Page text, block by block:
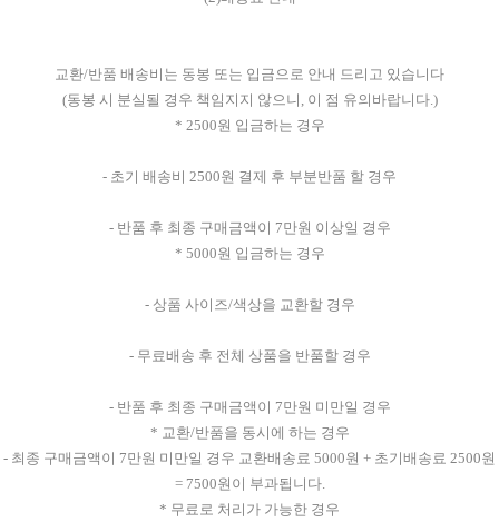
교환/반품 배송비는 동봉 또는 입금으로 안내 드리고 있습니다
(동봉 시 분실될 경우 책임지지 않으니, 이 점 유의바랍니다.)
* 2500원 입금하는 경우
- 초기 배송비 2500원 결제 후 부분반품 할 경우
- 반품 후 최종 구매금액이 7만원 이상일 경우
* 5000원 입금하는 경우
- 상품 사이즈/색상을 교환할 경우
- 무료배송 후 전체 상품을 반품할 경우
- 반품 후 최종 구매금액이 7만원 미만일 경우
* 교환/반품을 동시에 하는 경우
- 최종 구매금액이 7만원 미만일 경우 교환배송료 5000원 + 초기배송료 2500원
= 7500원이 부과됩니다.
* 무료로 처리가 가능한 경우